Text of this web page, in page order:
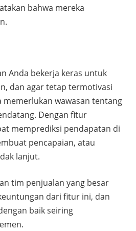
bahwa mereka
Anda bekerja keras untuk
dan agar tetap termotivasi
memerlukan wawasan tentang
Dengan fitur
memprediksi pendapatan di
pencapaian, atau
lanjut.
tim penjualan yang besar
dari fitur ini, dan
baik seiring